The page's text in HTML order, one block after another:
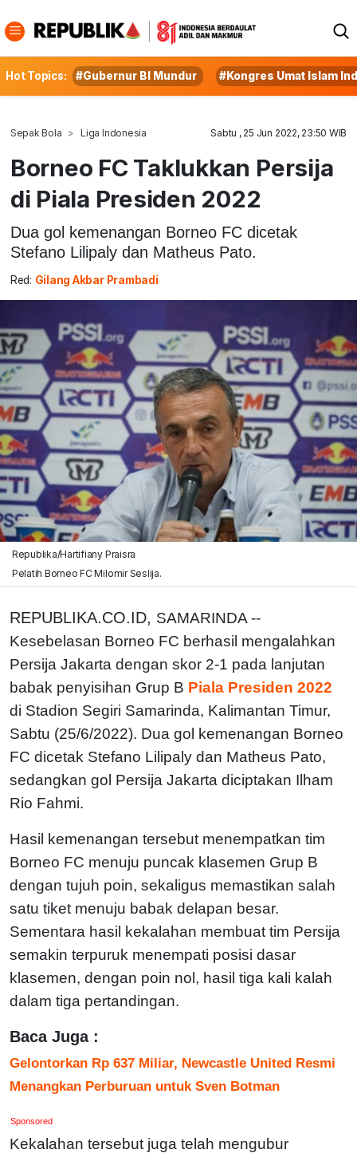
Hot Topics: #Gubernur BI Mundur #Kongres Umat Islam
Sepak Bola Liga Indonesia Sabtu , 25 Jun 2022, 23:50 WIB
Borneo FC Taklukkan Persija
di Piala Presiden 2022
Dua gol kemenangan Borneo FC dicetak
Stefano Lilipaly dan Matheus Pato.
Red: Gilang Akbar Prambadi
Republika/Hartifiany Praisra
Pelatih Borneo FC Milomir Seslija.
REPUBLIKA.CO.ID, SAMARINDA --
Kesebelasan Borneo FC berhasil mengalahkan
Persija Jakarta dengan skor 2-1 pada lanjutan
babak penyisihan Grup B Piala Presiden 2022
di Stadion Segiri Samarinda, Kalimantan Timur,
Sabtu (25/6/2022). Dua gol kemenangan Borneo
FC dicetak Stefano Lilipaly dan Matheus Pato,
sedangkan gol Persija Jakarta diciptakan Ilham
Rio Fahmi.
Hasil kemenangan tersebut menempatkan tim
Borneo FC menuju puncak klasemen Grup B
dengan tujuh poin, sekaligus memastikan salah
satu tiket menuju babak delapan besar.
Sementara hasil kekalahan membuat tim Persija
semakin terpuruk menempati posisi dasar
klasemen, dengan poin nol, hasil tiga kali kalah
dalam tiga pertandingan.
Baca Juga :
Gelontorkan Rp 637 Miliar, Newcastle United Resmi
Menangkan Perburuan untuk Sven Botman
Sponsored
Kekalahan tersebut juga telah mengubur